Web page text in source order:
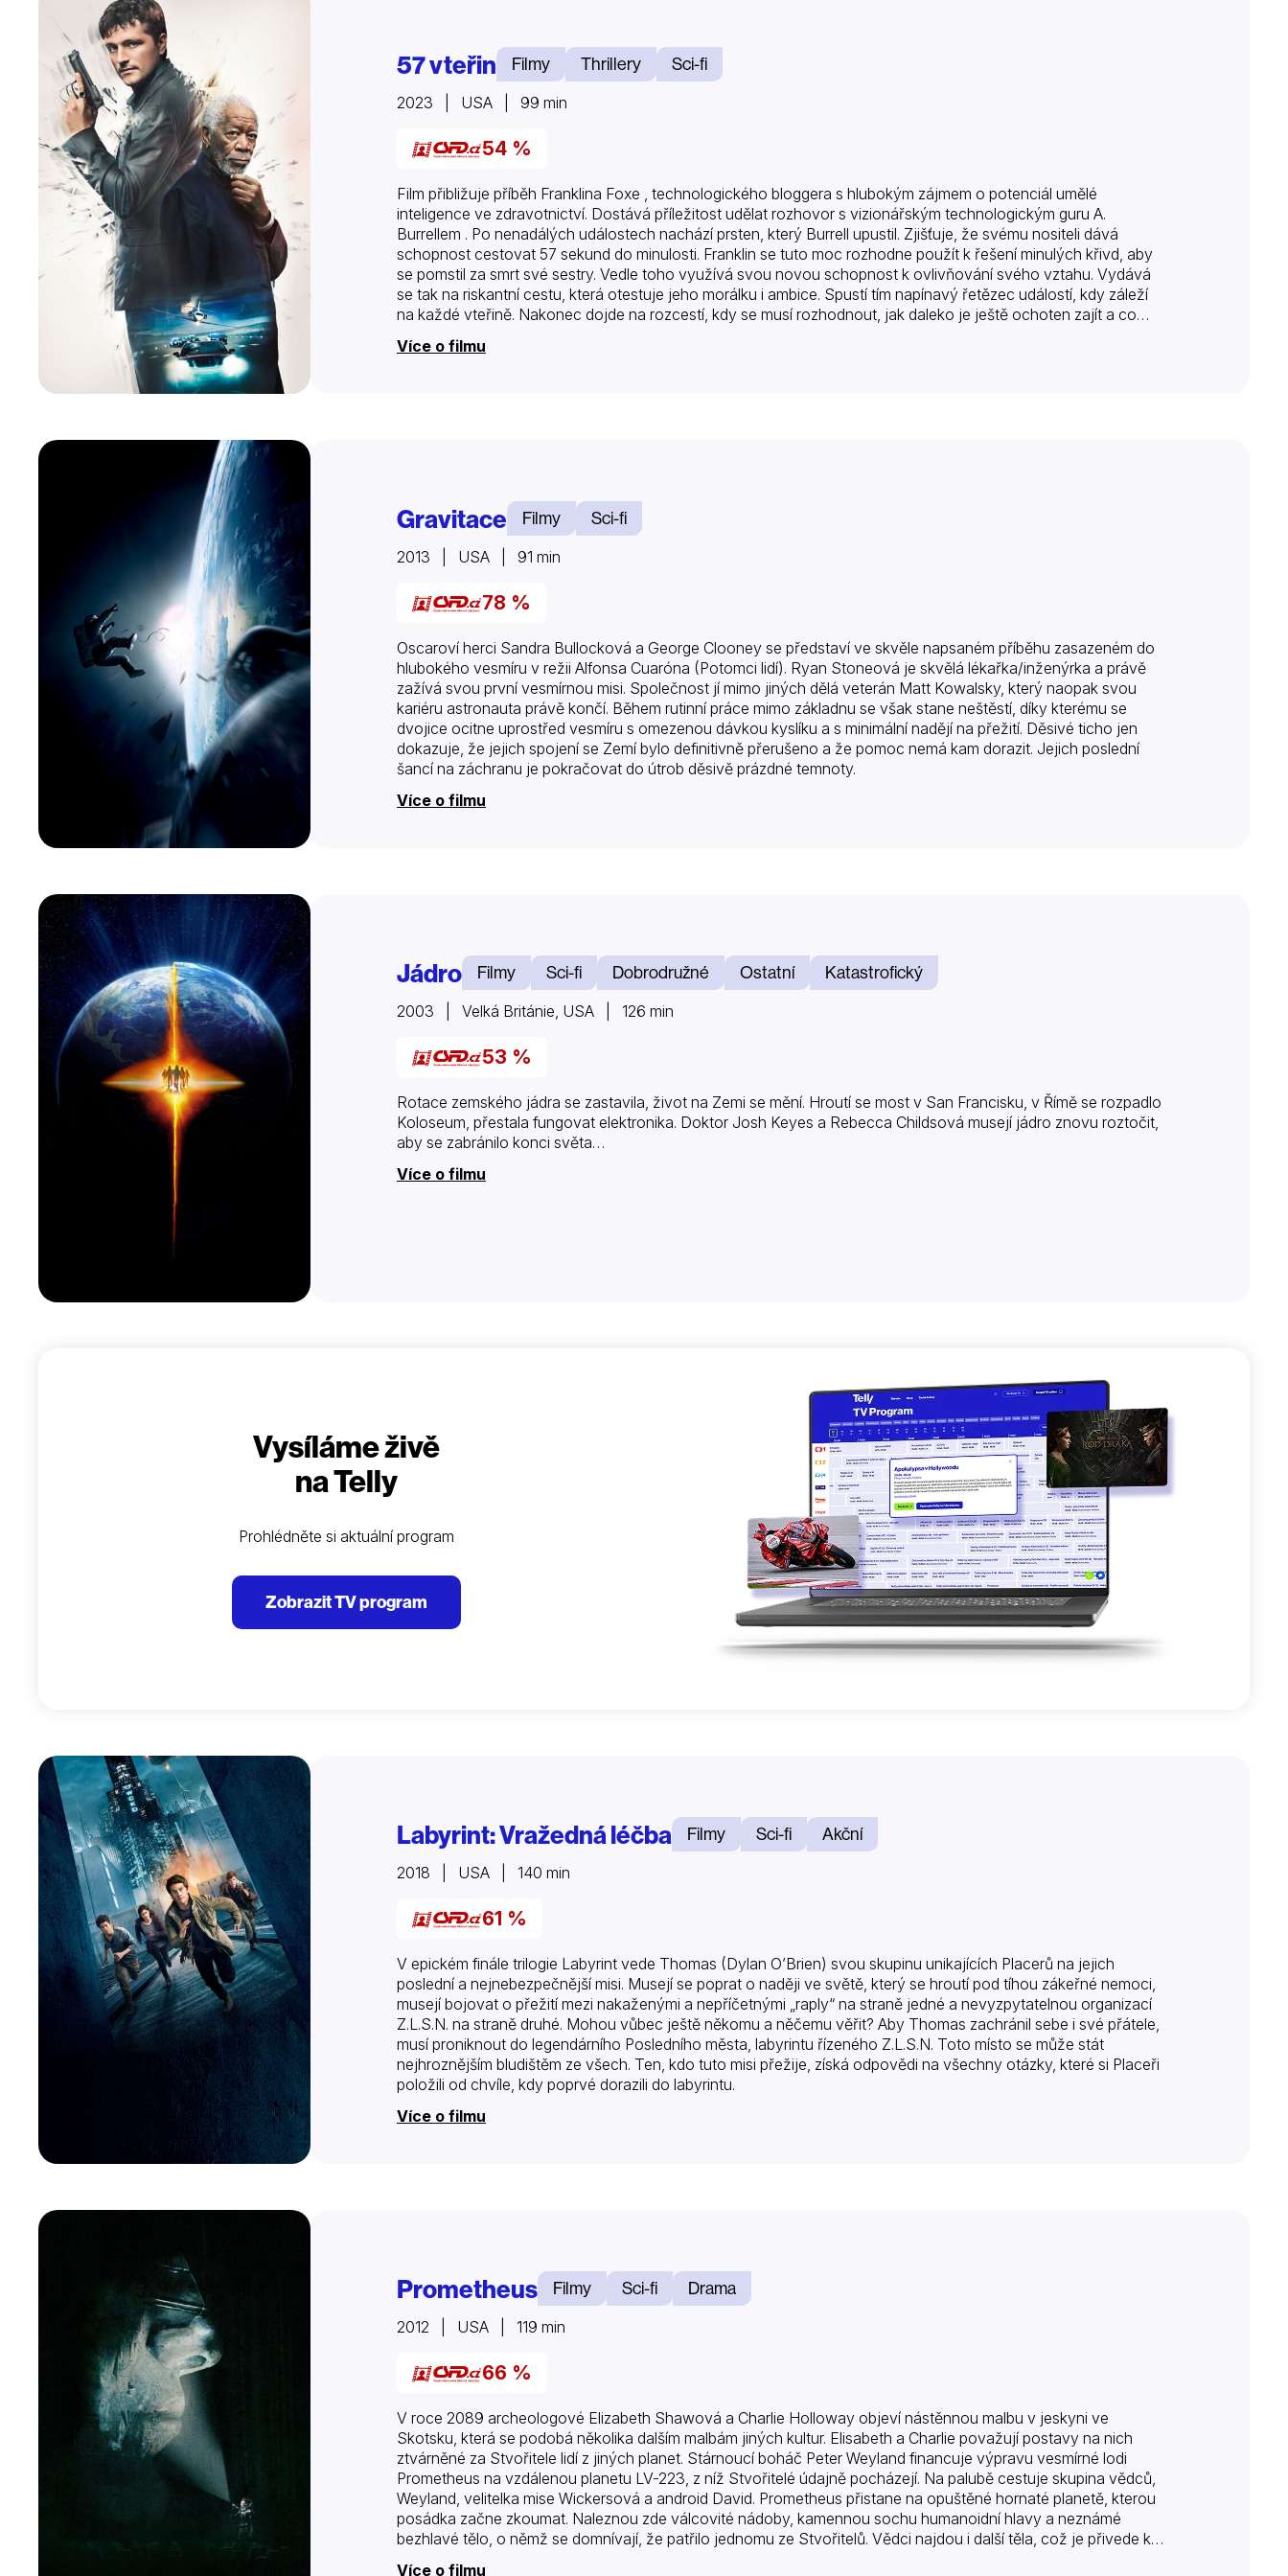
57 vteřin Filmy Thrillery Sci-fi
2023 | USA | 99 min
54 %
Film přibližuje příběh Franklina Foxe , technologického bloggera s hlubokým zájmem o potenciál umělé
inteligence ve zdravotnictví. Dostává příležitost udělat rozhovor s vizionářským technologickým guru A.
Burrellem . Po nenadálých událostech nachází prsten, který Burrell upustil. Zjišťuje, že svému nositeli dává
schopnost cestovat 57 sekund do minulosti. Franklin se tuto moc rozhodne použít k řešení minulých křivd, aby
se pomstil za smrt své sestry. Vedle toho využívá svou novou schopnost k ovlivňování svého vztahu. Vydává
se tak na riskantní cestu, která otestuje jeho morálku i ambice. Spustí tím napínavý řetězec událostí, kdy záleží
na každé vteřině. Nakonec dojde na rozcestí, kdy se musí rozhodnout, jak daleko je ještě ochoten zajít a co
považuje za správné.
Více o filmu
Gravitace Filmy Sci-fi
2013 | USA | 91 min
78 %
Oscaroví herci Sandra Bullocková a George Clooney se představí ve skvěle napsaném příběhu zasazeném do
hlubokého vesmíru v režii Alfonsa Cuaróna (Potomci lidí). Ryan Stoneová je skvělá lékařka/inženýrka a právě
zažívá svou první vesmírnou misi. Společnost jí mimo jiných dělá veterán Matt Kowalsky, který naopak svou
kariéru astronauta právě končí. Během rutinní práce mimo základnu se však stane neštěstí, díky kterému se
dvojice ocitne uprostřed vesmíru s omezenou dávkou kyslíku a s minimální nadějí na přežití. Děsivé ticho jen
dokazuje, že jejich spojení se Zemí bylo definitivně přerušeno a že pomoc nemá kam dorazit. Jejich poslední
šancí na záchranu je pokračovat do útrob děsivě prázdné temnoty.
Více o filmu
Jádro Filmy Sci-fi Dobrodružné Ostatní Katastrofický
2003 | Velká Británie, USA | 126 min
53 %
Rotace zemského jádra se zastavila, život na Zemi se mění. Hroutí se most v San Francisku, v Římě se rozpadlo
Koloseum, přestala fungovat elektronika. Doktor Josh Keyes a Rebecca Childsová musejí jádro znovu roztočit,
aby se zabránilo konci světa…
Více o filmu
Vysíláme živě
na Telly
Prohlédněte si aktuální program
Zobrazit TV program
Labyrint: Vražedná léčba Filmy Sci-fi Akční
2018 | USA | 140 min
61 %
V epickém finále trilogie Labyrint vede Thomas (Dylan O’Brien) svou skupinu unikajících Placerů na jejich
poslední a nejnebezpečnější misi. Musejí se poprat o naději ve světě, který se hroutí pod tíhou zákeřné nemoci,
musejí bojovat o přežití mezi nakaženými a nepříčetnými „raply“ na straně jedné a nevyzpytatelnou organizací
Z.L.S.N. na straně druhé. Mohou vůbec ještě někomu a něčemu věřit? Aby Thomas zachránil sebe i své přátele,
musí proniknout do legendárního Posledního města, labyrintu řízeného Z.L.S.N. Toto místo se může stát
nejhroznějším bludištěm ze všech. Ten, kdo tuto misi přežije, získá odpovědi na všechny otázky, které si Placeři
položili od chvíle, kdy poprvé dorazili do labyrintu.
Více o filmu
Prometheus Filmy Sci-fi Drama
2012 | USA | 119 min
66 %
V roce 2089 archeologové Elizabeth Shawová a Charlie Holloway objeví nástěnnou malbu v jeskyni ve
Skotsku, která se podobá několika dalším malbám jiných kultur. Elisabeth a Charlie považují postavy na nich
ztvárněné za Stvořitele lidí z jiných planet. Stárnoucí boháč Peter Weyland financuje výpravu vesmírné lodi
Prometheus na vzdálenou planetu LV-223, z níž Stvořitelé údajně pocházejí. Na palubě cestuje skupina vědců,
Weyland, velitelka mise Wickersová a android David. Prometheus přistane na opuštěné hornaté planetě, kterou
posádka začne zkoumat. Naleznou zde válcovité nádoby, kamennou sochu humanoidní hlavy a neznámé
bezhlavé tělo, o němž se domnívají, že patřilo jednomu ze Stvořitelů. Vědci najdou i další těla, což je přivede k
domněnce, že Stvořitelé patrně již vymřeli. Členové posádky Millburn a Fifield se…
Více o filmu